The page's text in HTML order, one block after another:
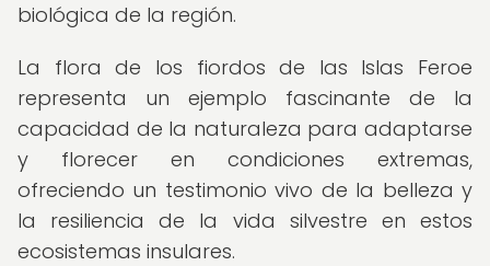
biológica de la región.
La flora de los fiordos de las Islas Feroe
representa un ejemplo fascinante de la
capacidad de la naturaleza para adaptarse
y florecer en condiciones extremas,
ofreciendo un testimonio vivo de la belleza y
la resiliencia de la vida silvestre en estos
ecosistemas insulares.